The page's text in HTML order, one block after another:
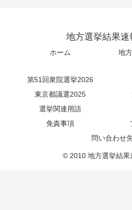
地方選挙結果速
ホーム
地
第51回衆院選挙2026
東京都議選2025
選挙関連用語
免責事項
問い合わせ
© 2010 地方選挙結果